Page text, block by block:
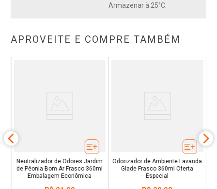
Armazenar à 25°C.
APROVEITE E COMPRE TAMBÉM
Neutralizador de Odores Jardim
de Pêonia Bom Ar Frasco 360ml
Embalagem Econômica
Odorizador de Ambiente Lavanda
Glade Frasco 360ml Oferta
Especial